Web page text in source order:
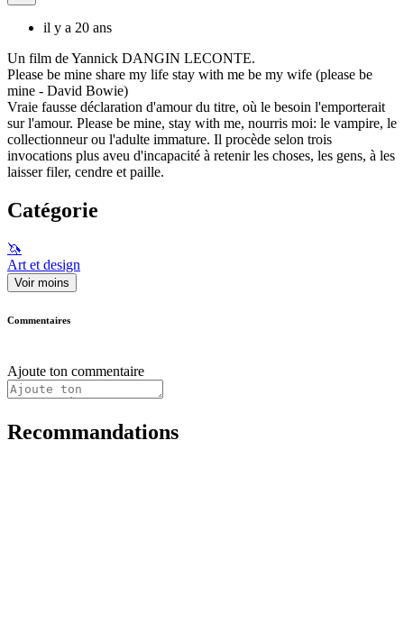
il y a 20 ans
Un film de Yannick DANGIN LECONTE.
Please be mine share my life stay with me be my wife (please be
mine - David Bowie)
Vraie fausse déclaration d'amour du titre, où le besoin l'emporterait
sur l'amour. Please be mine, stay with me, nourris moi: le vampire, le
collectionneur ou l'adulte immature. Il procède selon trois
invocations plus aveu d'incapacité à retenir les choses, les gens, à les
laisser filer, cendre et paille.
Catégorie
🦄
Art et design
Voir moins
Commentaires
Ajoute ton commentaire
Recommandations